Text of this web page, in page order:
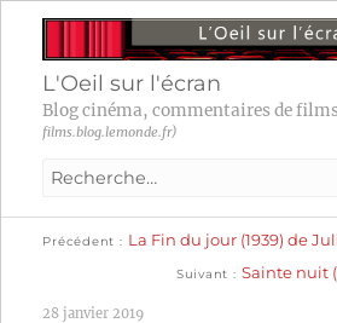
L'Oeil sur l'écran
Blog cinéma, commentaires de
films.blog.lemonde.fr)
Recherche
:
Navigation
Précédent
précédente :
La Fin du jour (1939) de
Suivant
suivante :
Sainte nuit
28 janvier 2019